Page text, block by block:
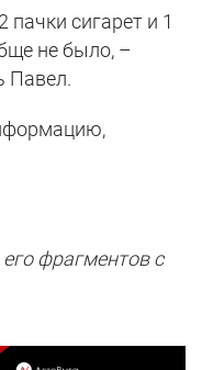
пачки сигарет и 1
не было, –
Павел.
фрагментов с